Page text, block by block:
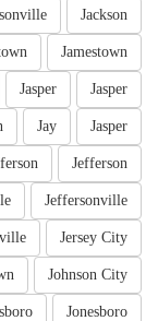
Jackson
Jamestown
Jasper
Jasper
Jasper
Jay
Jefferson
Jeffersonville
Jersey City
Johnson City
Jonesboro